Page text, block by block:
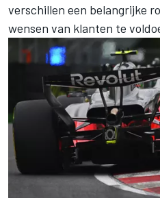
verschillen een belangrijke
wensen van klanten te